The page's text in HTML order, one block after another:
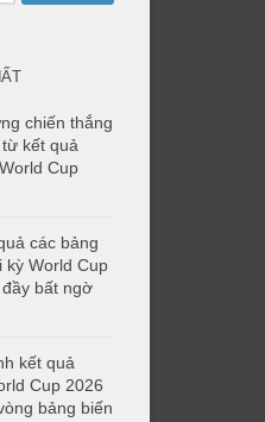
chiến thắng
kết quả
Cup
các bảng
kỳ World Cup
bất ngờ
kết quả
Cup 2026
bảng biến